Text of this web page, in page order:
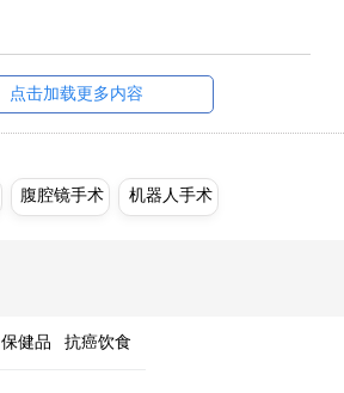
点击加载更多内容
腹腔镜手术 机器人手术
保健品 抗癌饮食